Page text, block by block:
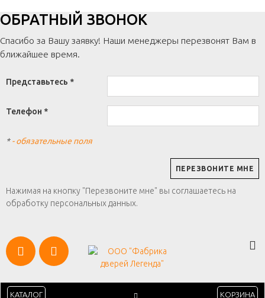
ОБРАТНЫЙ ЗВОНОК
Спасибо за Вашу заявку! Наши менеджеры перезвонят Вам в
ближайшее время.
Представьтесь *
Телефон *
*- обязательные поля
Нажимая на кнопку "Перезвоните мне" вы соглашаетесь на
обработку персональных данных.
КАТАЛОГ КОРЗИНА